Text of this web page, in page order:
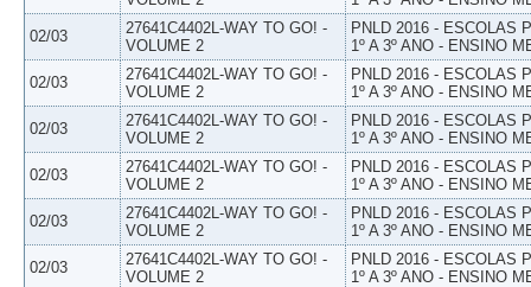
02/03
27641C4402L-WAY TO GO! -
VOLUME 2
PNLD 2016 - ESCOLAS
1º A 3º ANO - ENSINO
02/03
27641C4402L-WAY TO GO! -
VOLUME 2
PNLD 2016 - ESCOLAS
1º A 3º ANO - ENSINO
02/03
27641C4402L-WAY TO GO! -
VOLUME 2
PNLD 2016 - ESCOLAS
1º A 3º ANO - ENSINO
02/03
27641C4402L-WAY TO GO! -
VOLUME 2
PNLD 2016 - ESCOLAS
1º A 3º ANO - ENSINO
02/03
27641C4402L-WAY TO GO! -
VOLUME 2
PNLD 2016 - ESCOLAS
1º A 3º ANO - ENSINO
02/03
27641C4402L-WAY TO GO! -
VOLUME 2
PNLD 2016 - ESCOLAS
1º A 3º ANO - ENSINO